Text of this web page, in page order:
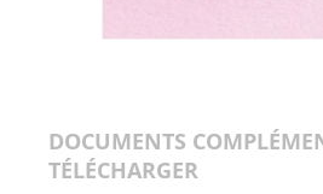
DOCUMENTS
TÉLÉCHARGER